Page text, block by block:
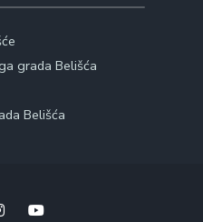
grada Belišća
Belišća